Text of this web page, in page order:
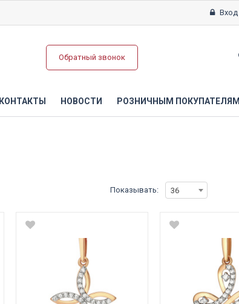
Вход
Обратный звонок
КОНТАКТЫ НОВОСТИ РОЗНИЧНЫМ ПОКУПАТЕЛЯМ
Показывать: 36